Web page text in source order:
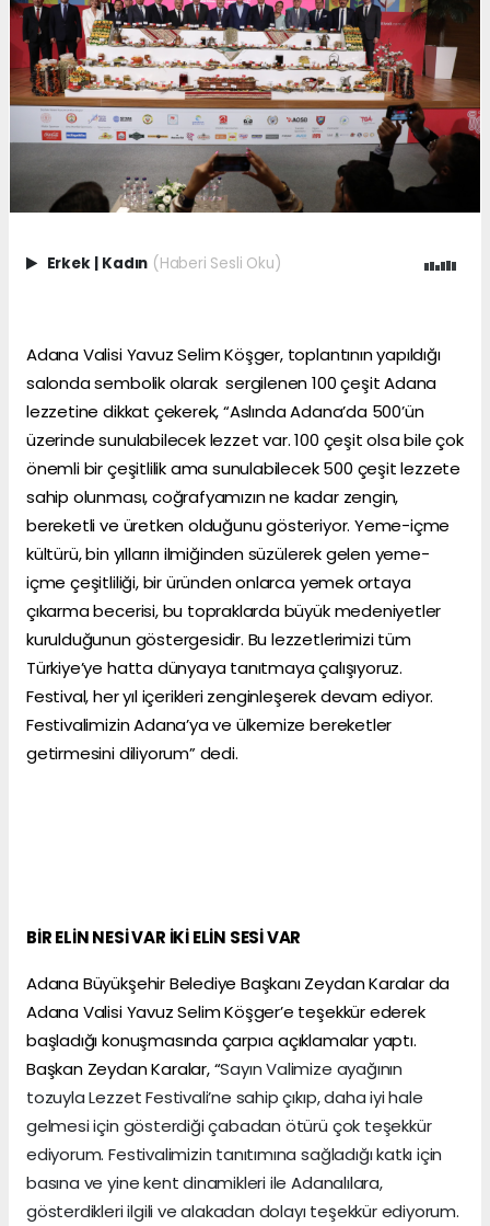
Erkek | Kadın (Haberi Sesli Oku)
Adana Valisi Yavuz Selim Köşger, toplantının yapıldığı
salonda sembolik olarak sergilenen 100 çeşit Adana
lezzetine dikkat çekerek, “Aslında Adana’da 500’ün
üzerinde sunulabilecek lezzet var. 100 çeşit olsa bile çok
önemli bir çeşitlilik ama sunulabilecek 500 çeşit lezzete
sahip olunması, coğrafyamızın ne kadar zengin,
bereketli ve üretken olduğunu gösteriyor. Yeme-içme
kültürü, bin yılların ilmiğinden süzülerek gelen yeme-
içme çeşitliliği, bir üründen onlarca yemek ortaya
çıkarma becerisi, bu topraklarda büyük medeniyetler
kurulduğunun göstergesidir. Bu lezzetlerimizi tüm
Türkiye’ye hatta dünyaya tanıtmaya çalışıyoruz.
Festival, her yıl içerikleri zenginleşerek devam ediyor.
Festivalimizin Adana’ya ve ülkemize bereketler
getirmesini diliyorum” dedi.
BİR ELİN NESİ VAR İKİ ELİN SESİ VAR
Adana Büyükşehir Belediye Başkanı Zeydan Karalar da
Adana Valisi Yavuz Selim Köşger’e teşekkür ederek
başladığı konuşmasında çarpıcı açıklamalar yaptı.
Başkan Zeydan Karalar, “Sayın Valimize ayağının
tozuyla Lezzet Festivali’ne sahip çıkıp, daha iyi hale
gelmesi için gösterdiği çabadan ötürü çok teşekkür
ediyorum. Festivalimizin tanıtımına sağladığı katkı için
basına ve yine kent dinamikleri ile Adanalılara,
gösterdikleri ilgili ve alakadan dolayı teşekkür ediyorum.